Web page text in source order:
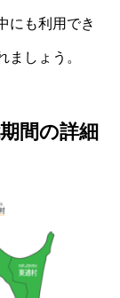
にも利用でき
ましょう。
間の詳細